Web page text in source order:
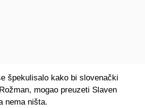
špekulisalo kako bi slovenački
mogao preuzeti Slaven
nema ništa.